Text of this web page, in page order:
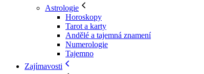
Astrologie
Horoskopy
Tarot a karty
Andělé a tajemná znamení
Numerologie
Tajemno
Zajímavosti